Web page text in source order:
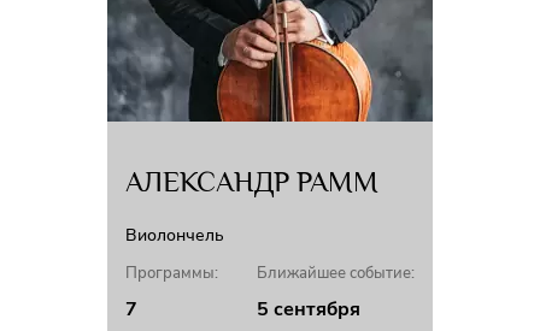
оркестров Москвы, Санкт-Петербурга. В сезонах 2002-2004 гг. являлся
главным дирижером Академического симфонического оркестра
филармонии на Кавказских Минеральных водах (Кисловодск); 2004-
2006 гг. работал в качестве главного дирижера с симфоническим
оркестром Москвы («Русская филармония»).
«Русские сезоны».
«Дирижером года».
В июне 2011 года Объединённый симфонический оркестр Саратова под
руководством Юрия Кочнева представлял Россию на одном из самых
престижных музыкальных форумов – VI Фестивале симфонических
АЛЕКСАНДР РАММ
Виолончель
Программы:
7
Ближайшее событие:
5 сентября